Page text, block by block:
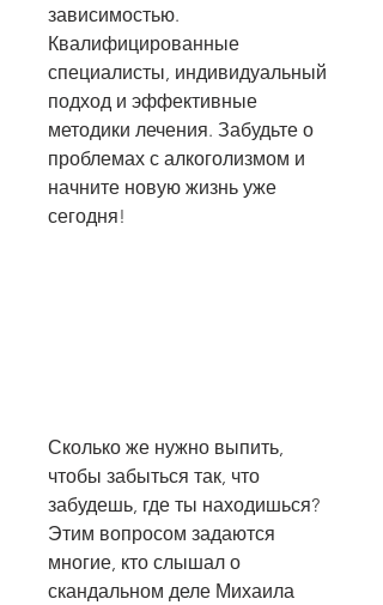
зависимостью.
Квалифицированные
специалисты, индивидуальный
подход и эффективные
методики лечения. Забудьте о
проблемах с алкоголизмом и
начните новую жизнь уже
сегодня!
Сколько же нужно выпить,
чтобы забыться так, что
забудешь, где ты находишься?
Этим вопросом задаются
многие, кто слышал о
скандальном деле Михаила